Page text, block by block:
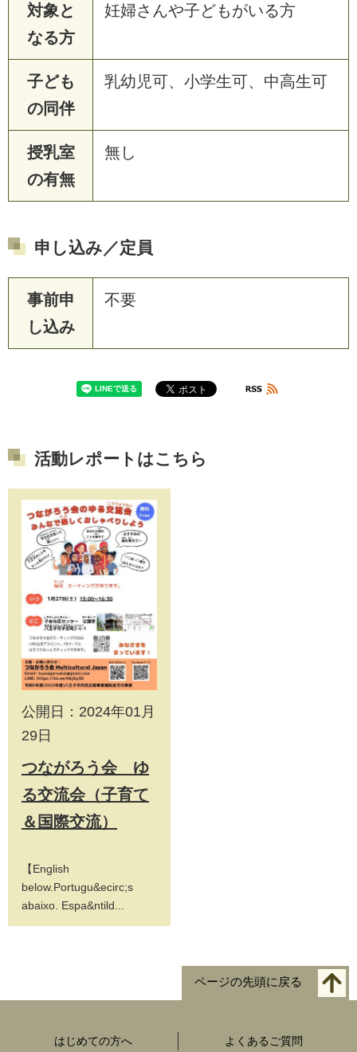
対象と
なる方
妊婦さんや子どもがいる方
子ども
の同伴
乳幼児可、小学生可、中高生可
授乳室
の有無
無し
申し込み／定員
事前申
し込み
不要
活動レポートはこちら
公開日：2024年01月
29日
つながろう会 ゆ
る交流会（子育て
＆国際交流）
【English
below.Portugu&ecirc;s
abaixo. Espa&ntild...
ページの先頭に戻る
はじめての方へ よくあるご質問